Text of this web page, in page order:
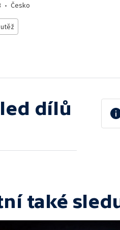
• Česko
dílů
také